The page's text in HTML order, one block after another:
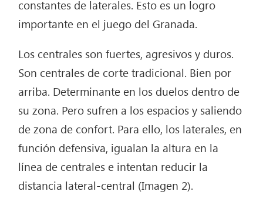
constantes de laterales. Esto es un logro
importante en el juego del Granada.
Los centrales son fuertes, agresivos y duros.
Son centrales de corte tradicional. Bien por
arriba. Determinante en los duelos dentro de
su zona. Pero sufren a los espacios y saliendo
de zona de confort. Para ello, los laterales, en
función defensiva, igualan la altura en la
línea de centrales e intentan reducir la
distancia lateral-central (Imagen 2).